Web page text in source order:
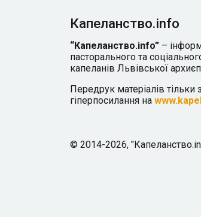
Капеланство.info
“Капеланство.info” –
пасторального та
капеланів Львівської
Передрук матеріалів тільки
гіперпосилання на
© 2014-2026,